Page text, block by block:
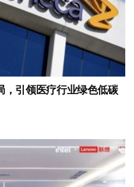
，引领医疗行业绿色低碳